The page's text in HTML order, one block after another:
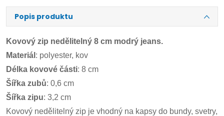
Popis produktu
Kovový zip nedělitelný 8 cm modrý jeans.
Materiál : polyester, kov
Délka kovové části: 8 cm
Šířka zubů: 0,6 cm
Šířka zipu: 3,2 cm
Kovový nedělitelný zip je vhodný na kapsy do bundy, svetry,